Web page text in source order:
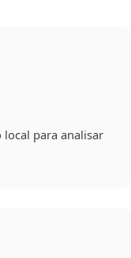
local para analisar